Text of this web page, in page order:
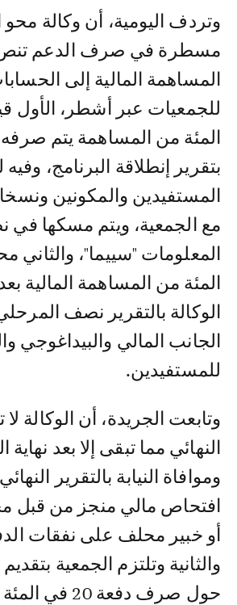
وتردف اليومية، أن وكالة محو
مسطرة في صرف الدعم
المساهمة المالية إلى
المئة من المساهمة يتم صرفه
بتقرير إنطلاقة البرنامج، وفيه
المستفيدين والمكونين
مع الجمعية، ويتم مسكها في
المئة من المساهمة المالية
الوكالة بالتقرير نصف
الجانب المالي والبيداغوجي
للمستفيدين.
وتابعت الجريدة، أن الوكالة
النهائي مما تبقى إلا بعد نهاية
وموافاة النيابة بالتقرير
افتحاص مالي منجز من قبل
أو خبير محلف على نفقات
والثانية وتلتزم الجمعية
حول صرف دفعة 20